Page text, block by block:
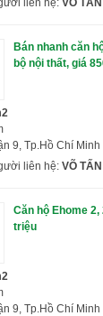
liên hệ: VÕ
Bán nhanh căn
bộ nội thất, giá
9, Tp.Hồ Chí Minh
liên hệ: VÕ
Căn hộ Ehome
triệu
9, Tp.Hồ Chí Minh